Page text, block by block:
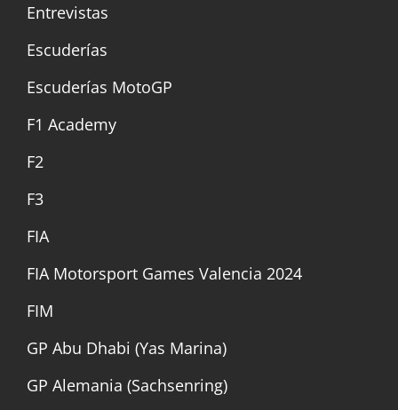
Entrevistas
Escuderías
Escuderías MotoGP
F1 Academy
F2
F3
FIA
FIA Motorsport Games Valencia 2024
FIM
GP Abu Dhabi (Yas Marina)
GP Alemania (Sachsenring)